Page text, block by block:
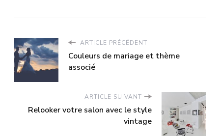
ARTICLE PRÉCÉDENT
Couleurs de mariage et thème
associé
ARTICLE SUIVANT
Relooker votre salon avec le style
vintage